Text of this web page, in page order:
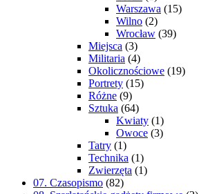
Warszawa (15)
Wilno (2)
Wrocław (39)
Miejsca (3)
Militaria (4)
Okolicznościowe (19)
Portrety (15)
Różne (9)
Sztuka (64)
Kwiaty (1)
Owoce (3)
Tatry (1)
Technika (1)
Zwierzęta (1)
07. Czasopismo (82)